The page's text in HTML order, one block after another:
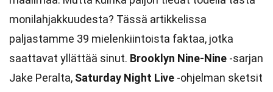
monilahjakkuudesta? Tässä artikkelissa
paljastamme 39 mielenkiintoista faktaa, jotka
saattavat yllättää sinut. Brooklyn Nine-Nine -sarjan
Jake Peralta, Saturday Night Live -ohjelman sketsit